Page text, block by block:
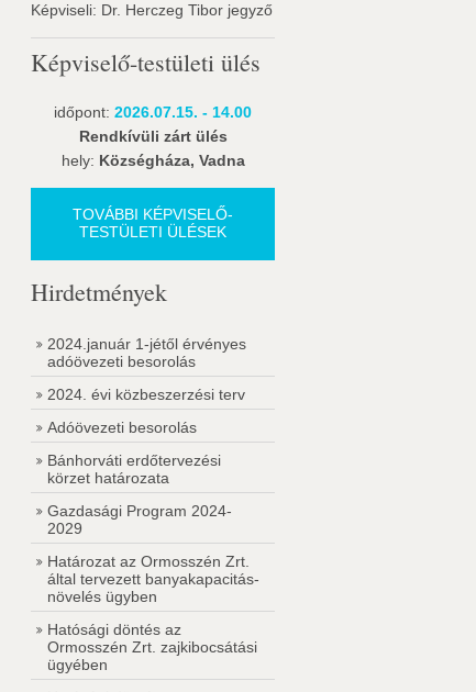
Képviseli: Dr. Herczeg Tibor jegyző
Képviselő-testületi ülés
időpont: 2026.07.15. - 14.00
Rendkívüli zárt ülés
hely: Községháza, Vadna
TOVÁBBI KÉPVISELŐ-
TESTÜLETI ÜLÉSEK
Hirdetmények
2024.január 1-jétől érvényes
adóövezeti besorolás
2024. évi közbeszerzési terv
Adóövezeti besorolás
Bánhorváti erdőtervezési
körzet határozata
Gazdasági Program 2024-
2029
Határozat az Ormosszén Zrt.
által tervezett banyakapacitás-
növelés ügyben
Hatósági döntés az
Ormosszén Zrt. zajkibocsátási
ügyében